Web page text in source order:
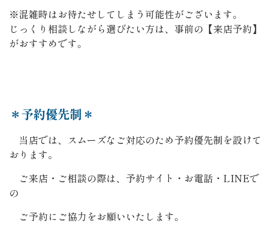
※混雑時はお待たせしてしまう可能性がございます。
じっくり相談しながら選びたい方は、事前の【来店予約】
がおすすめです。
＊予約優先制＊
当店では、スムーズなご対応のため予約優先制を設けて
おります。
ご来店・ご相談の際は、予約サイト・お電話・LINEで
の
ご予約にご協力をお願いいたします。